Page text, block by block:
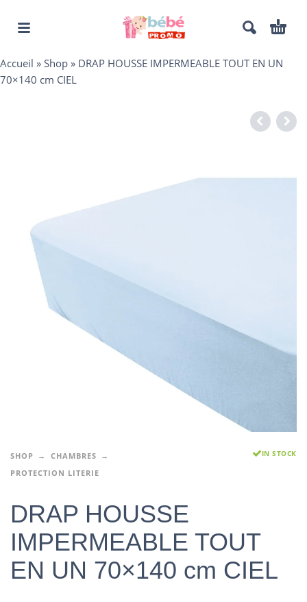
Accueil » Shop » DRAP HOUSSE IMPERMEABLE TOUT EN UN
70×140 cm CIEL
SHOP
CHAMBRES
PROTECTION LITERIE
IN STOCK
DRAP HOUSSE
IMPERMEABLE TOUT
EN UN 70×140 cm CIEL